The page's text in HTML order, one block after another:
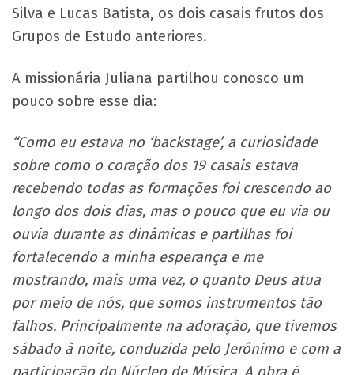
Silva e Lucas Batista, os dois casais frutos dos
Grupos de Estudo anteriores.
A missionária Juliana partilhou conosco um
pouco sobre esse dia:
“Como eu estava no ‘backstage’, a curiosidade
sobre como o coração dos 19 casais estava
recebendo todas as formações foi crescendo ao
longo dos dois dias, mas o pouco que eu via ou
ouvia durante as dinâmicas e partilhas foi
fortalecendo a minha esperança e me
mostrando, mais uma vez, o quanto Deus atua
por meio de nós, que somos instrumentos tão
falhos. Principalmente na adoração, que tivemos
sábado à noite, conduzida pelo Jerônimo e com a